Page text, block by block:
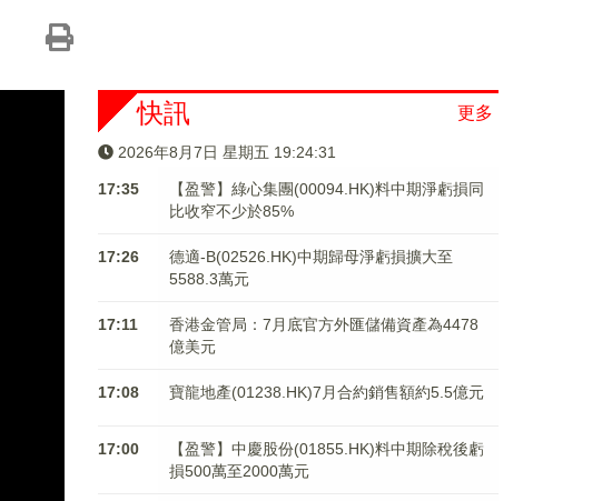
更多
快訊
2026年8月7日 星期五 19:24:31
17:35
【盈警】綠心集團(00094.HK)料中期淨虧損同
比收窄不少於85%
17:26
德適-B(02526.HK)中期歸母淨虧損擴大至
5588.3萬元
17:11
香港金管局：7月底官方外匯儲備資產為4478
億美元
17:08 寶龍地產(01238.HK)7月合約銷售額約5.5億元
17:00
【盈警】中慶股份(01855.HK)料中期除稅後虧
損500萬至2000萬元